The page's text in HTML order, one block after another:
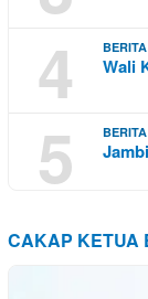
4 BERITA
Wali
5 BERITA
CAKAP KETUA